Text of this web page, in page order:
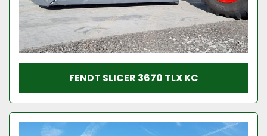
FENDT SLICER 3670 TLX KC